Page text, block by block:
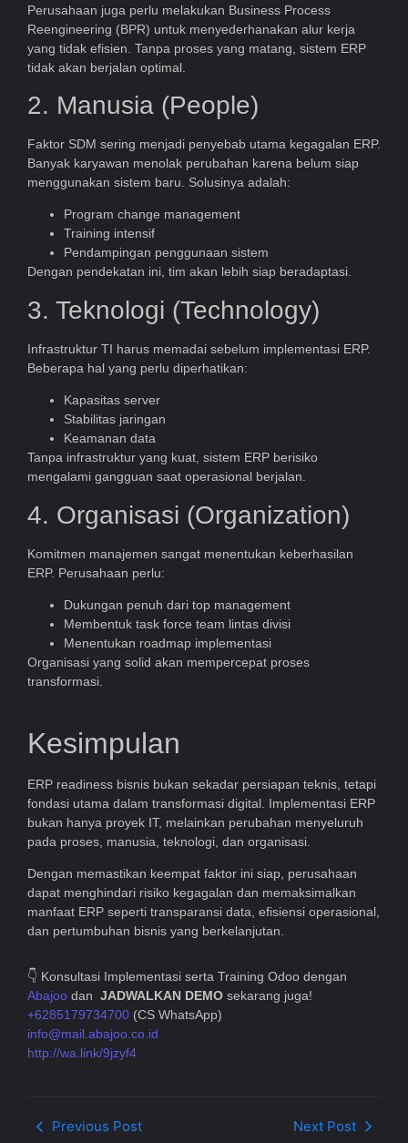
Perusahaan juga perlu melakukan Business Process
Reengineering (BPR) untuk menyederhanakan alur kerja
yang tidak efisien. Tanpa proses yang matang, sistem ERP
tidak akan berjalan optimal.
2. Manusia (People)
Faktor SDM sering menjadi penyebab utama kegagalan ERP.
Banyak karyawan menolak perubahan karena belum siap
menggunakan sistem baru. Solusinya adalah:
Program change management
Training intensif
Pendampingan penggunaan sistem
Dengan pendekatan ini, tim akan lebih siap beradaptasi.
3. Teknologi (Technology)
Infrastruktur TI harus memadai sebelum implementasi ERP.
Beberapa hal yang perlu diperhatikan:
Kapasitas server
Stabilitas jaringan
Keamanan data
Tanpa infrastruktur yang kuat, sistem ERP berisiko
mengalami gangguan saat operasional berjalan.
4. Organisasi (Organization)
Komitmen manajemen sangat menentukan keberhasilan
ERP. Perusahaan perlu:
Dukungan penuh dari top management
Membentuk task force team lintas divisi
Menentukan roadmap implementasi
Organisasi yang solid akan mempercepat proses
transformasi.
Kesimpulan
ERP readiness bisnis bukan sekadar persiapan teknis, tetapi
fondasi utama dalam transformasi digital. Implementasi ERP
bukan hanya proyek IT, melainkan perubahan menyeluruh
pada proses, manusia, teknologi, dan organisasi.
Dengan memastikan keempat faktor ini siap, perusahaan
dapat menghindari risiko kegagalan dan memaksimalkan
manfaat ERP seperti transparansi data, efisiensi operasional,
dan pertumbuhan bisnis yang berkelanjutan.
👇 Konsultasi Implementasi serta Training Odoo dengan
Abajoo dan JADWALKAN DEMO sekarang juga!
+6285179734700 (CS WhatsApp)
info@mail.abajoo.co.id
http://wa.link/9jzyf4
Previous Post Next Post